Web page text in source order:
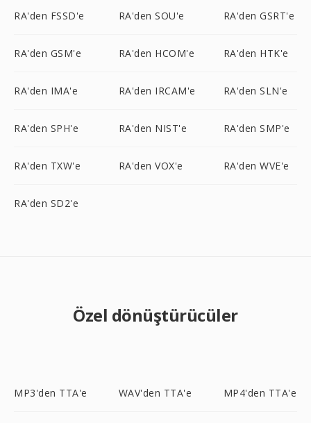
RA'den FSSD'e RA'den SOU'e RA'den GSRT'e
RA'den GSM'e RA'den HCOM'e RA'den HTK'e
RA'den IMA'e RA'den IRCAM'e RA'den SLN'e
RA'den SPH'e RA'den NIST'e RA'den SMP'e
RA'den TXW'e RA'den VOX'e RA'den WVE'e
RA'den SD2'e
Özel dönüştürücüler
MP3'den TTA'e WAV'den TTA'e MP4'den TTA'e